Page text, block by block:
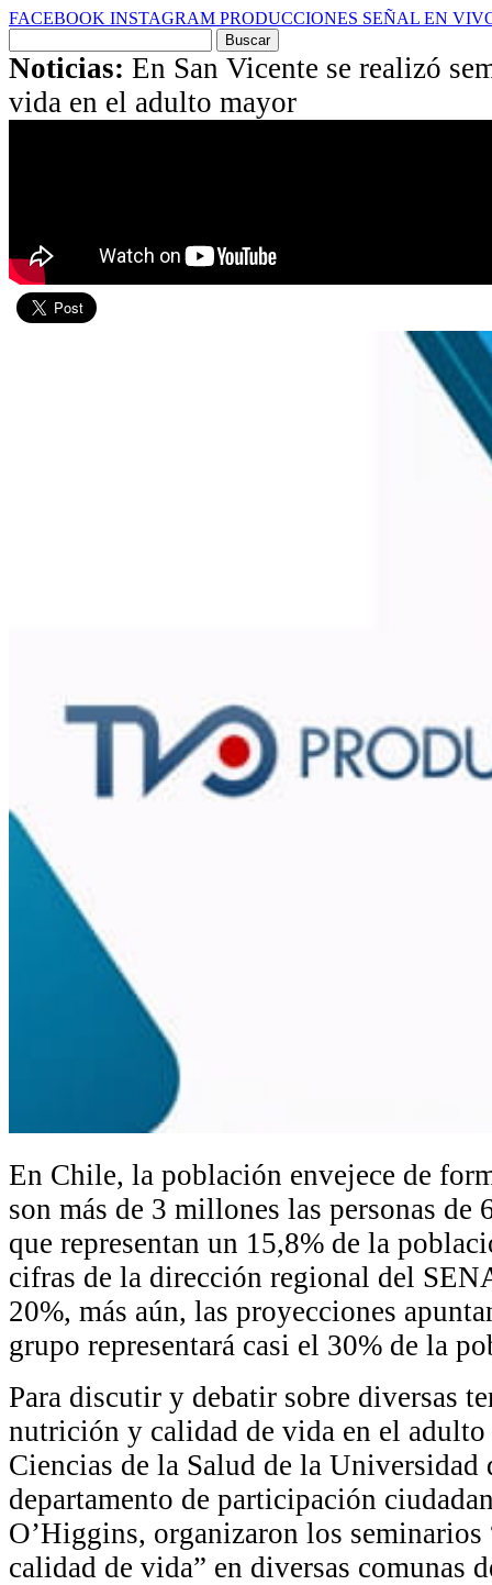
FACEBOOK INSTAGRAM PRODUCCIONES SEÑAL EN
por:
Noticias: En San Vicente se realizó
vida en el adulto mayor
En Chile, la población envejece de
son más de 3 millones las personas de
que representan un 15,8% de la
cifras de la dirección regional del
20%, más aún, las proyecciones
grupo representará casi el 30% de la
Para discutir y debatir sobre diversas
nutrición y calidad de vida en el
Ciencias de la Salud de la
departamento de participación
O’Higgins, organizaron los
calidad de vida” en diversas comunas